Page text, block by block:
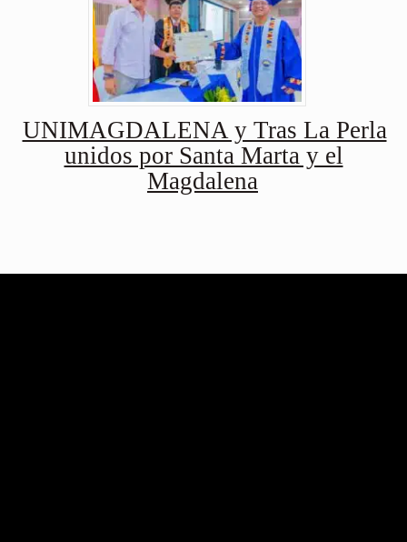
UNIMAGDALENA y Tras La Perla
unidos por Santa Marta y el
Magdalena